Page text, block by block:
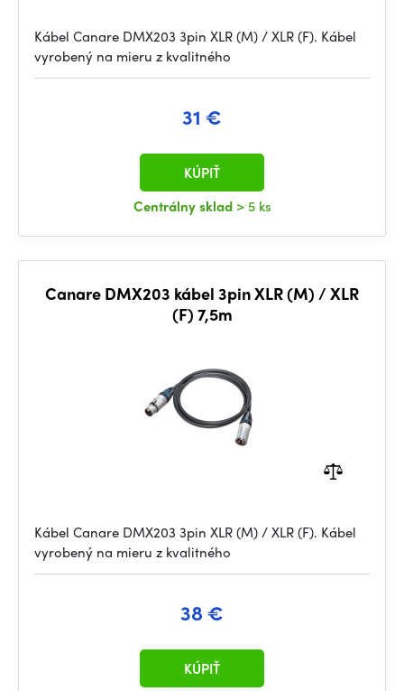
Kábel Canare DMX203 3pin XLR (M) / XLR (F). Kábel
vyrobený na mieru z kvalitného
31 €
Centrálny sklad > 5 ks
KÚPIŤ
Canare DMX203 kábel 3pin XLR (M) / XLR
(F) 7,5m
Kábel Canare DMX203 3pin XLR (M) / XLR (F). Kábel
vyrobený na mieru z kvalitného
38 €
KÚPIŤ